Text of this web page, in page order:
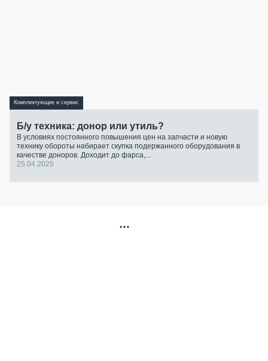
Комплектующие и сервис
Б/у техника: донор или утиль?
В условиях постоянного повышения цен на запчасти и новую
технику обороты набирает скупка подержанного оборудования в
качестве доноров. Доходит до фарса,...
25.04.2025